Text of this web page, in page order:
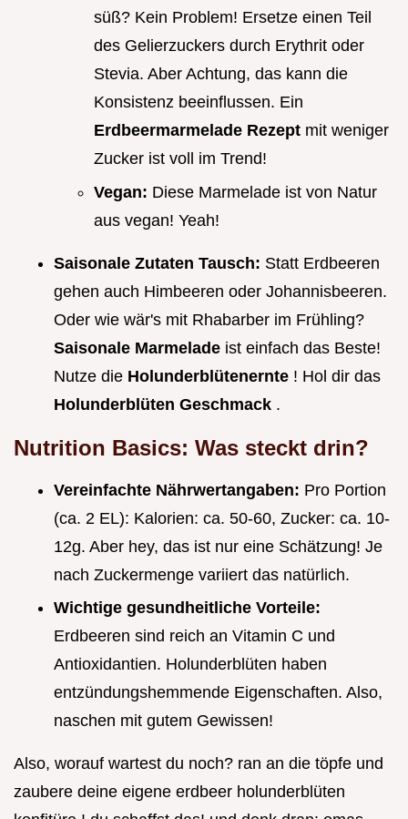
süß? Kein Problem! Ersetze einen Teil
des Gelierzuckers durch Erythrit oder
Stevia. Aber Achtung, das kann die
Konsistenz beeinflussen. Ein
Erdbeermarmelade Rezept mit weniger
Zucker ist voll im Trend!
Vegan: Diese Marmelade ist von Natur
aus vegan! Yeah!
Saisonale Zutaten Tausch: Statt Erdbeeren
gehen auch Himbeeren oder Johannisbeeren.
Oder wie wär's mit Rhabarber im Frühling?
Saisonale Marmelade ist einfach das Beste!
Nutze die Holunderblütenernte ! Hol dir das
Holunderblüten Geschmack .
Nutrition Basics: Was steckt drin?
Vereinfachte Nährwertangaben: Pro Portion
(ca. 2 EL): Kalorien: ca. 50-60, Zucker: ca. 10-
12g. Aber hey, das ist nur eine Schätzung! Je
nach Zuckermenge variiert das natürlich.
Wichtige gesundheitliche Vorteile:
Erdbeeren sind reich an Vitamin C und
Antioxidantien. Holunderblüten haben
entzündungshemmende Eigenschaften. Also,
naschen mit gutem Gewissen!
Also, worauf wartest du noch? ran an die töpfe und
zaubere deine eigene erdbeer holunderblüten